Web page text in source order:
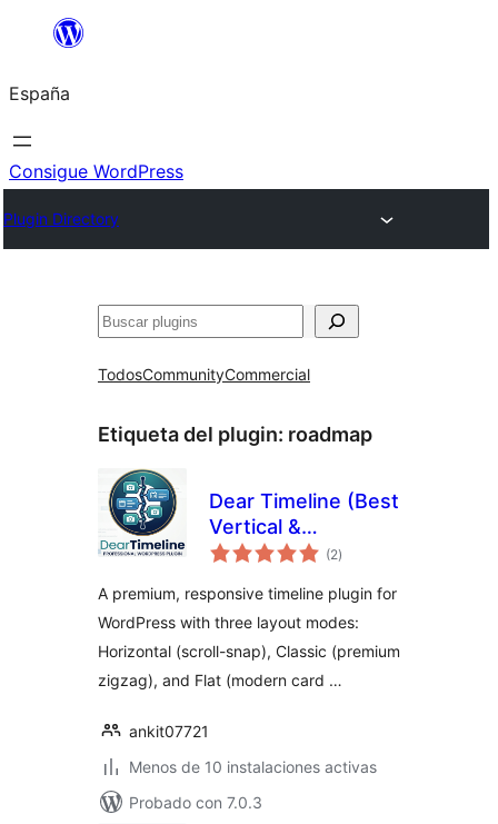
Saltar
contenido
España
Consigue WordPress
Plugin Directory
Buscar
TodosCommunityCommercial
Etiqueta del plugin: roadmap
Dear Timeline (Best
Vertical &
Horizontal
(2valoraciones
en
)
A premium, responsive timeline plugin for
WordPress with three layout modes:
Horizontal (scroll-snap), Classic (premium
zigzag), and Flat (modern card …
ankit07721
Menos de 10 instalaciones activas
Probado con 7.0.3